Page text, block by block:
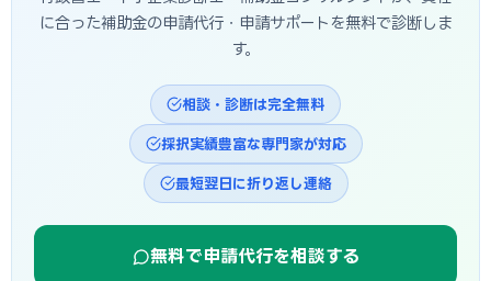
に合った補助金の申請代行・申請サポートを無料で診断しま
す。
相談・診断は完全無料
採択実績豊富な専門家が対応
最短翌日に折り返し連絡
無料で申請代行を相談する